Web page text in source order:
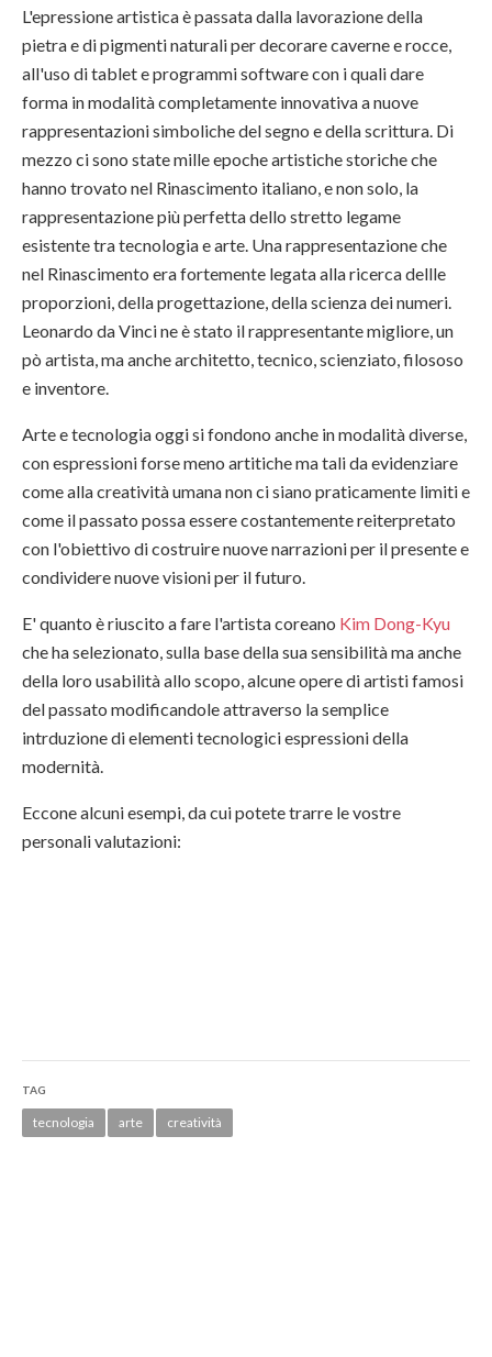
L'epressione artistica è passata dalla lavorazione della
pietra e di pigmenti naturali per decorare caverne e rocce,
all'uso di tablet e programmi software con i quali dare
forma in modalità completamente innovativa a nuove
rappresentazioni simboliche del segno e della scrittura. Di
mezzo ci sono state mille epoche artistiche storiche che
hanno trovato nel Rinascimento italiano, e non solo, la
rappresentazione più perfetta dello stretto legame
esistente tra tecnologia e arte. Una rappresentazione che
nel Rinascimento era fortemente legata alla ricerca dellle
proporzioni, della progettazione, della scienza dei numeri.
Leonardo da Vinci ne è stato il rappresentante migliore, un
pò artista, ma anche architetto, tecnico, scienziato, filososo
e inventore.
Arte e tecnologia oggi si fondono anche in modalità diverse,
con espressioni forse meno artitiche ma tali da evidenziare
come alla creatività umana non ci siano praticamente limiti e
come il passato possa essere costantemente reiterpretato
con l'obiettivo di costruire nuove narrazioni per il presente e
condividere nuove visioni per il futuro.
E' quanto è riuscito a fare l'artista coreano Kim Dong-Kyu
che ha selezionato, sulla base della sua sensibilità ma anche
della loro usabilità allo scopo, alcune opere di artisti famosi
del passato modificandole attraverso la semplice
intrduzione di elementi tecnologici espressioni della
modernità.
Eccone alcuni esempi, da cui potete trarre le vostre
personali valutazioni:
TAG
tecnologia arte creatività